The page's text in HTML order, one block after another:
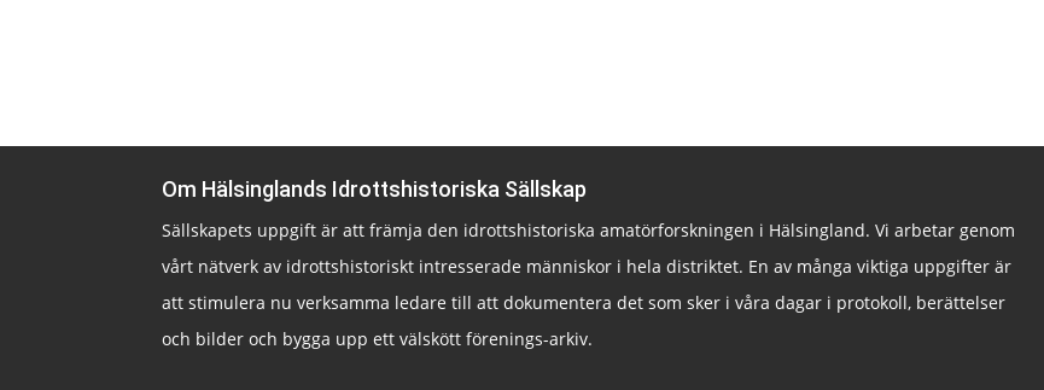
Om Hälsinglands Idrottshistoriska Sällskap
Sällskapets uppgift är att främja den idrottshistoriska amatörforskningen i Hälsingland. Vi arbetar genom
vårt nätverk av idrottshistoriskt intresserade människor i hela distriktet. En av många viktiga uppgifter är
att stimulera nu verksamma ledare till att dokumentera det som sker i våra dagar i protokoll, berättelser
och bilder och bygga upp ett välskött förenings-arkiv.